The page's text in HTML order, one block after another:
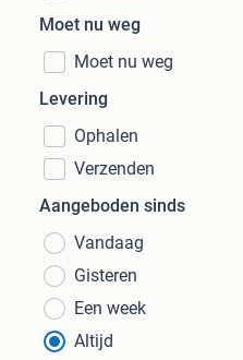
Moet nu weg
Moet nu weg
Levering
Ophalen
Verzenden
Aangeboden sinds
Vandaag
Gisteren
Een week
Altijd